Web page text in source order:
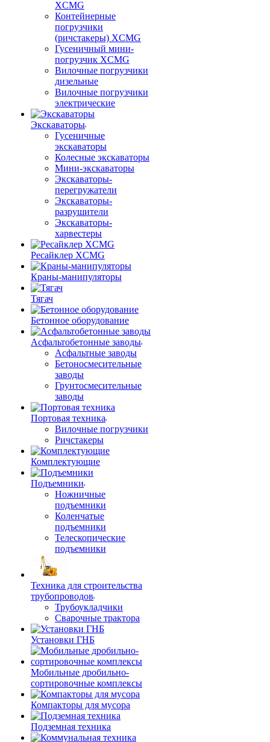
XCMG
Контейнерные
погрузчики
(ричстакеры) XCMG
Гусеничный мини-
погрузчик XCMG
Вилочные погрузчики
дизельные
Вилочные погрузчики
электрические
Экскаваторы
Гусеничные
экскаваторы
Колесные экскаваторы
Мини-экскаваторы
Экскаваторы-
перегружатели
Экскаваторы-
разрушители
Экскаваторы-
харвестеры
Ресайклер XCMG
Краны-манипуляторы
Тягач
Бетонное оборудование
Асфальтобетонные заводы
Асфальтные заводы
Бетоносмесительные
заводы
Грунтосмесительные
заводы
Портовая техника
Вилочные погрузчики
Ричстакеры
Комплектующие
Подъемники
Ножничные
подъемники
Коленчатые
подъемники
Телескопические
подъемники
Техника для строительства
трубопроводов
Трубоукладчики
Сварочные трактора
Установки ГНБ
Мобильные дробильно-
сортировочные комплексы
Компакторы для мусора
Подземная техника